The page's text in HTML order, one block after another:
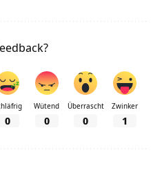
0
Wütend
0
Überrascht
0
Zwinker
1